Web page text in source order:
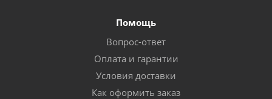
Помощь
Вопрос-ответ
Оплата и гарантии
Условия доставки
Как оформить заказ